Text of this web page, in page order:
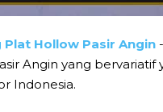
Plat Hollow Pasir Angin
Angin yang
Indonesia.